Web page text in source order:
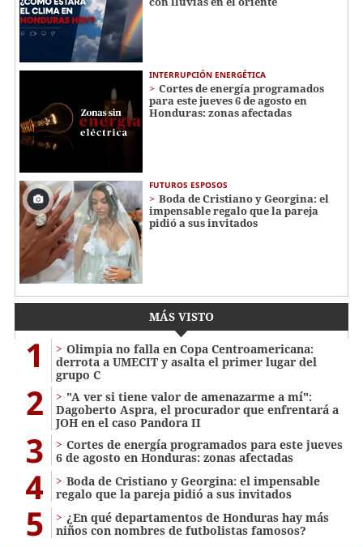
INTERRUPCIÓN ENERGÉTICA
Cortes de energía programados
para este jueves 6 de agosto en
Honduras: zonas afectadas
FUTUROS ESPOSOS
Boda de Cristiano y Georgina: el
impensable regalo que la pareja
pidió a sus invitados
MÁS VISTO
1
Olimpia no falla en Copa Centroamericana:
derrota a UMECIT y asalta el primer lugar del
grupo C
2
"A ver si tiene valor de amenazarme a mí":
Dagoberto Aspra, el procurador que enfrentará a
JOH en el caso Pandora II
3
Cortes de energía programados para este jueves
6 de agosto en Honduras: zonas afectadas
4
Boda de Cristiano y Georgina: el impensable
regalo que la pareja pidió a sus invitados
5
¿En qué departamentos de Honduras hay más
niños con nombres de futbolistas famosos?